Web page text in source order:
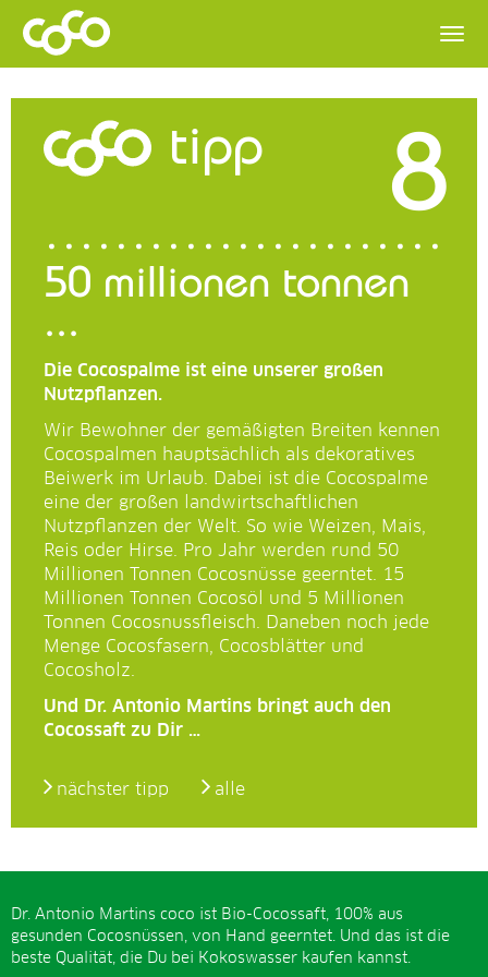
tipp 8
50 millionen tonnen
...
Die Cocospalme ist eine unserer großen
Nutzpflanzen.
Wir Bewohner der gemäßigten Breiten kennen
Cocospalmen hauptsächlich als dekoratives
Beiwerk im Urlaub. Dabei ist die Cocospalme
eine der großen landwirtschaftlichen
Nutzpflanzen der Welt. So wie Weizen, Mais,
Reis oder Hirse. Pro Jahr werden rund 50
Millionen Tonnen Cocosnüsse geerntet. 15
Millionen Tonnen Cocosöl und 5 Millionen
Tonnen Cocosnussfleisch. Daneben noch jede
Menge Cocosfasern, Cocosblätter und
Cocosholz.
Und Dr. Antonio Martins bringt auch den
Cocossaft zu Dir …
nächster tipp alle
Dr. Antonio Martins coco ist Bio-Cocossaft, 100% aus
gesunden Cocosnüssen, von Hand geerntet. Und das ist die
beste Qualität, die Du bei Kokoswasser kaufen kannst.